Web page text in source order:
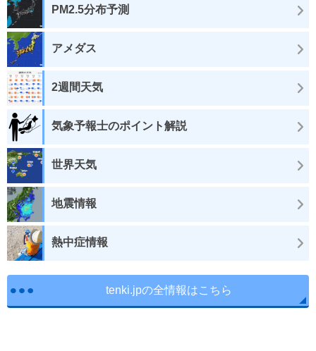
PM2.5分布予測
アメダス
2週間天気
気象予報士のポイント解説
世界天気
地震情報
熱中症情報
tenki.jpの全情報はこちら